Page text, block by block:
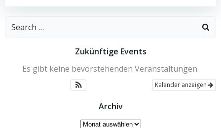
Search
Zukünftige Events
Es gibt keine bevorstehenden Veranstaltungen.
Kalender anzeigen
Archiv
Archiv